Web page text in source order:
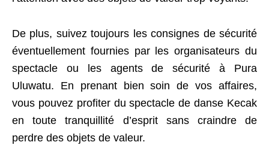
De plus, suivez toujours les consignes de sécurité
éventuellement fournies par les organisateurs du
spectacle ou les agents de sécurité à Pura
Uluwatu. En prenant bien soin de vos affaires,
vous pouvez profiter du spectacle de danse Kecak
en toute tranquillité d’esprit sans craindre de
perdre des objets de valeur.